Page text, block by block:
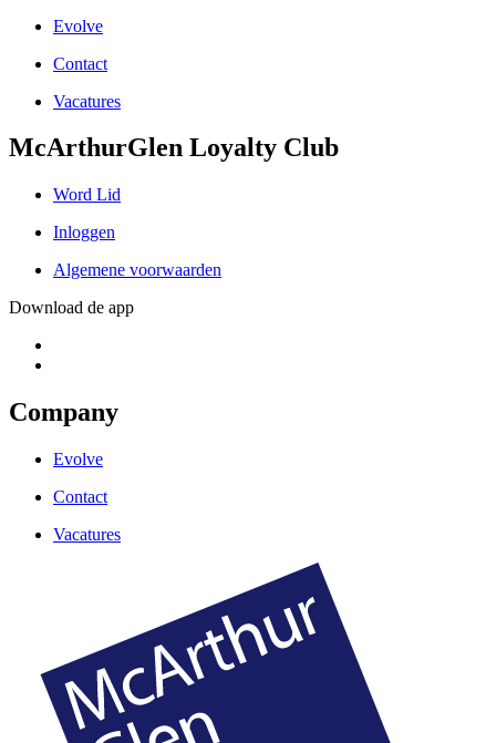
Evolve
Contact
Vacatures
McArthurGlen Loyalty Club
Word Lid
Inloggen
Algemene voorwaarden
Download de app
Company
Evolve
Contact
Vacatures